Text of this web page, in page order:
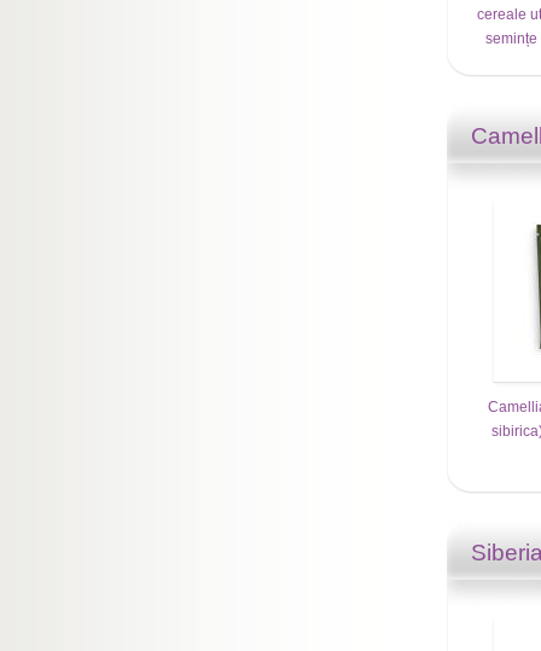
cereale
semințe